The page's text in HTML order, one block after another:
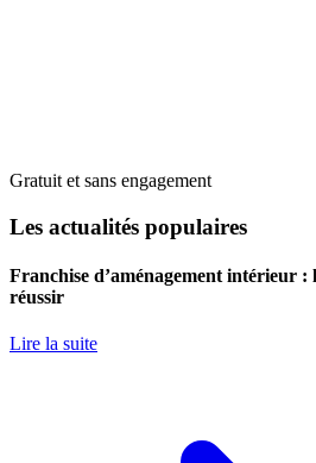
Gratuit et sans engagement
Les actualités populaires
Franchise d’aménagement intérieur :
réussir
Lire la suite